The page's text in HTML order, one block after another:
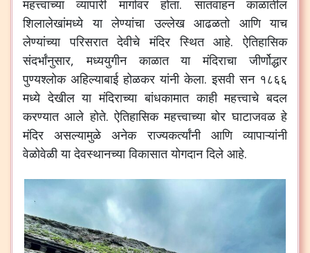
महत्त्वाच्या व्यापारी मार्गावर होता. सातवाहन काळातील
शिलालेखांमध्ये या लेण्यांचा उल्लेख आढळतो आणि याच
लेण्यांच्या परिसरात देवीचे मंदिर स्थित आहे. ऐतिहासिक
संदर्भांनुसार, मध्ययुगीन काळात या मंदिराचा जीर्णोद्धार
पुण्यश्लोक अहिल्याबाई होळकर यांनी केला. इसवी सन १८६६
मध्ये देखील या मंदिराच्या बांधकामात काही महत्त्वाचे बदल
करण्यात आले होते. ऐतिहासिक महत्त्वाच्या बोर घाटाजवळ हे
मंदिर असल्यामुळे अनेक राज्यकर्त्यांनी आणि व्यापाऱ्यांनी
वेळोवेळी या देवस्थानच्या विकासात योगदान दिले आहे.